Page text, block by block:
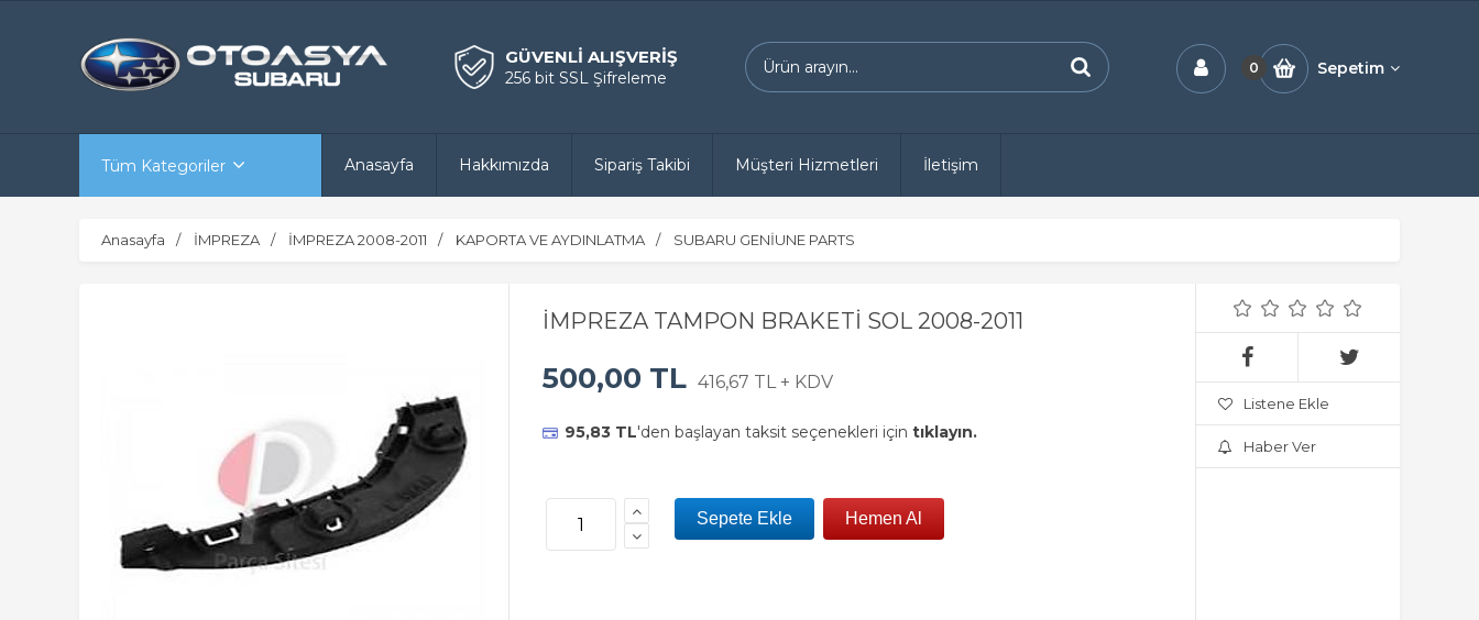
GÜVENLİ ALIŞVERİŞ
256 bit SSL Şifreleme
0 Sepetim
Tüm Kategoriler Anasayfa Hakkımızda Sipariş Takibi Müşteri Hizmetleri İletişim
Anasayfa İMPREZA İMPREZA 2008-2011 KAPORTA VE AYDINLATMA SUBARU GENİUNE PARTS
İMPREZA TAMPON BRAKETİ SOL 2008-2011
500,00 TL 416,67 TL + KDV
95,83 TL'den başlayan taksit seçenekleri için tıklayın.
Listene Ekle
Haber Ver